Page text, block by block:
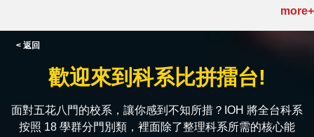
more+
< 返回
歡迎來到科系比拼擂台!
面對五花八門的校系，讓你感到不知所措？IOH 將全台科系
按照 18 學群分門別類，裡面除了整理科系所需的核心能